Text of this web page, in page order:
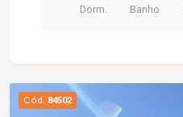
Dorm. Banho
Cód. 84502